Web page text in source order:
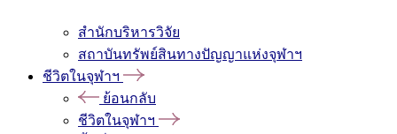
สำนักบริหารวิจัย
สถาบันทรัพย์สินทางปัญญาแห่งจุฬาฯ
ชีวิตในจุฬาฯ
ย้อนกลับ
ชีวิตในจุฬาฯ